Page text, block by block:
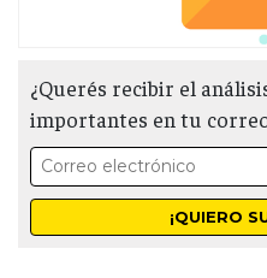
¿Querés recibir el
importantes en tu